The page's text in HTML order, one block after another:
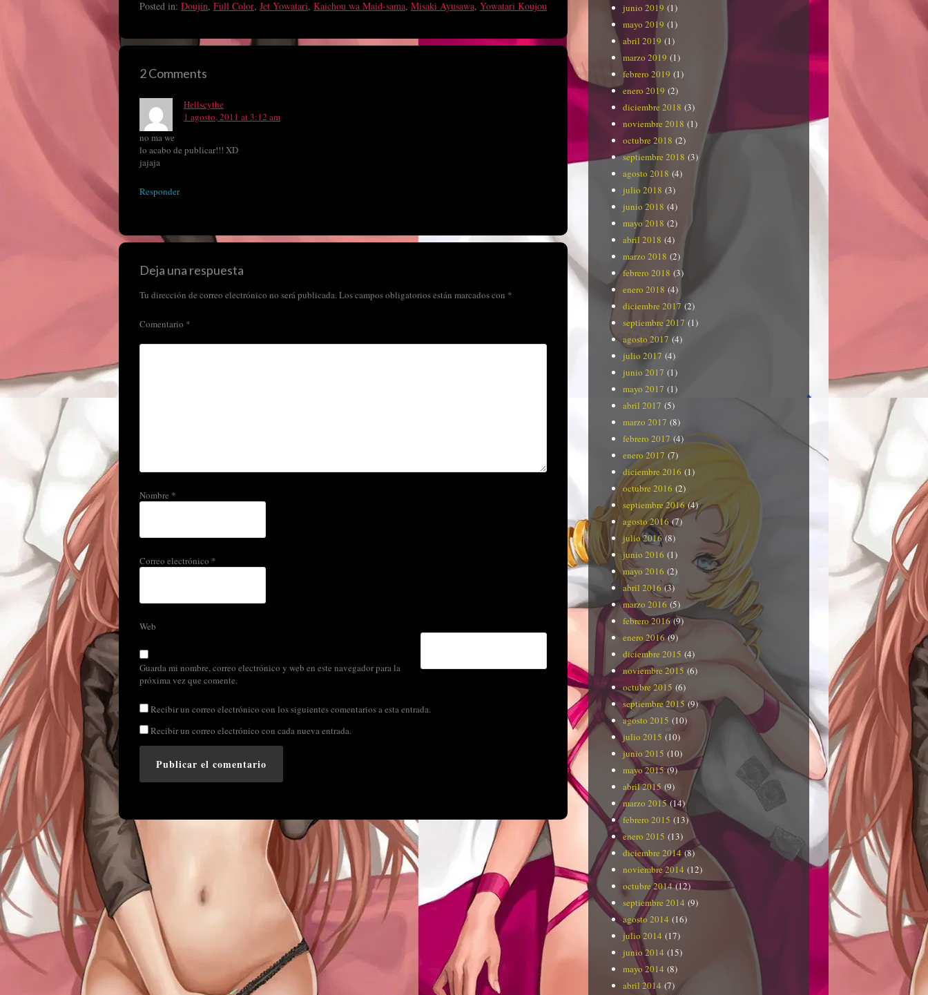
Posted in: Doujin, Full Color, Jet Yowatari, Kaichou wa Maid-sama, Misaki Ayusawa, Yowatari Koujou
2 Comments
Hellscythe
1 agosto, 2011 at 3:12 am
no ma we
lo acabo de publicar!!! XD
jajaja
Responder
Deja una respuesta
Tu dirección de correo electrónico no será publicada.Los campos obligatorios están marcados con *
Comentario *
Nombre *
Correo electrónico *
Web
Guarda mi nombre, correo electrónico y web en este navegador para la
próxima vez que comente.
Recibir un correo electrónico con los siguientes comentarios a esta entrada.
Recibir un correo electrónico con cada nueva entrada.
junio 2019 (1)
mayo 2019 (1)
abril 2019 (1)
marzo 2019 (1)
febrero 2019 (1)
enero 2019 (2)
diciembre 2018 (3)
noviembre 2018 (1)
octubre 2018 (2)
septiembre 2018 (3)
agosto 2018 (4)
julio 2018 (3)
junio 2018 (4)
mayo 2018 (2)
abril 2018 (4)
marzo 2018 (2)
febrero 2018 (3)
enero 2018 (4)
diciembre 2017 (2)
septiembre 2017 (1)
agosto 2017 (4)
julio 2017 (4)
junio 2017 (1)
mayo 2017 (1)
abril 2017 (5)
marzo 2017 (8)
febrero 2017 (4)
enero 2017 (7)
diciembre 2016 (1)
octubre 2016 (2)
septiembre 2016(4)
agosto 2016(7)
julio 2016(8)
junio 2016 (1)
mayo 2016 (2)
abril 2016 (3)
marzo 2016 (5)
febrero 2016(9)
enero 2016(9)
diciembre 2015 (4)
noviembre 2015 (6)
octubre 2015 (6)
septiembre 2015 (9)
agosto 2015 (10)
julio 2015 (10)
junio 2015 (10)
mayo 2015(9)
abril 2015 (9)
marzo 2015(14)
febrero 2015 (13)
enero 2015 (13)
diciembre 2014 (8)
noviembre 2014 (12)
octubre 2014(12)
septiembre 2014 (9)
agosto 2014 (16)
julio 2014 (17)
junio 2014 (15)
mayo 2014 (8)
abril 2014 (7)